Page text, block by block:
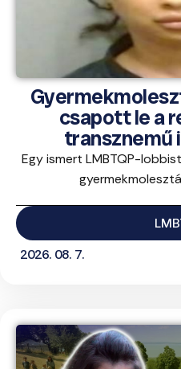
csapott le a
transznemű
Egy ismert LMBTQP-
2026. 08. 7.